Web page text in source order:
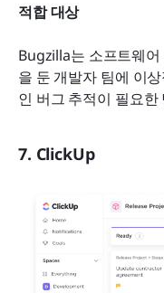
적합 대상
Bugzilla는 소프트웨
을 둔 개발자 팀에 이
인 버그 추적이 필요
7. ClickUp